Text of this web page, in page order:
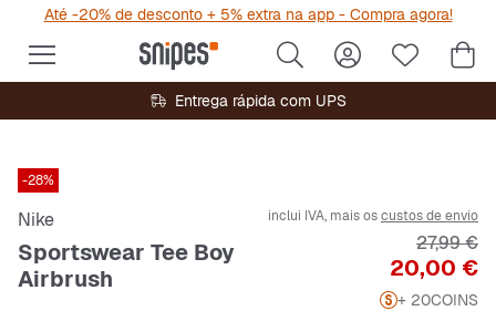
Até -20% de desconto + 5% extra na app - Compra agora!
Entrega rápida com UPS
-28%
Nike
Sportswear Tee Boy
Airbrush
inclui IVA, mais oscustos de envio
Preço
20,00 €
Preço
27,99 €
+ 20COINS